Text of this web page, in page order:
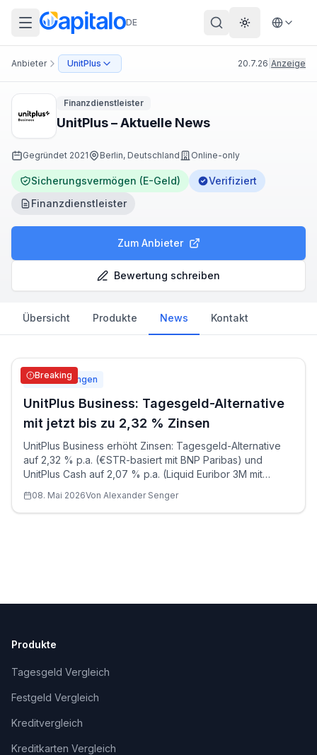
DE Theme
Anbieter UnitPlus 20.7.26 Anzeige
Finanzdienstleister
UnitPlus – Aktuelle News
Gegründet 2021 Berlin, Deutschland Online-only
Sicherungsvermögen (E-Geld)
Verifiziert
Finanzdienstleister
Zum Anbieter
Bewertung schreiben
Übersicht Produkte News Kontakt
Breaking
Zinsänderungen
UnitPlus Business: Tagesgeld-Alternative
mit jetzt bis zu 2,32 % Zinsen
UnitPlus Business erhöht Zinsen: Tagesgeld-Alternative
auf 2,32 % p.a. (€STR-basiert mit BNP Paribas) und
UnitPlus Cash auf 2,07 % p.a. (Liquid Euribor 3M mit
08. Mai 2026Von Alexander Senger
Produkte
Tagesgeld Vergleich
Festgeld Vergleich
Kreditvergleich
Kreditkarten Vergleich